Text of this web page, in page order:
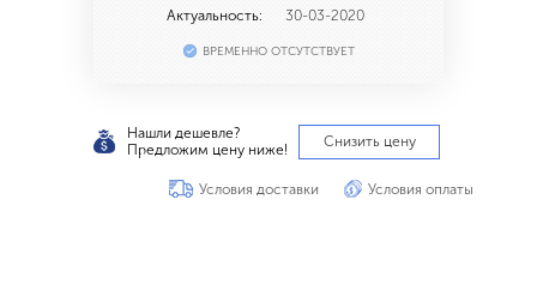
Актуальность:
30-03-2020
ВРЕМЕННО ОТСУТСТВУЕТ
Нашли дешевле?
Предложим цену ниже!
Снизить цену
Условия доставки Условия оплаты